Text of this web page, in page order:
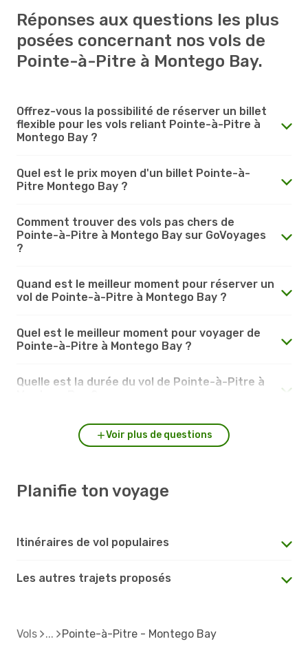
Réponses aux questions les plus
posées concernant nos vols de
Pointe-à-Pitre à Montego Bay.
Offrez-vous la possibilité de réserver un billet
flexible pour les vols reliant Pointe-à-Pitre à
Montego Bay ?
Quel est le prix moyen d'un billet Pointe-à-
Pitre Montego Bay ?
Comment trouver des vols pas chers de
Pointe-à-Pitre à Montego Bay sur GoVoyages
?
Quand est le meilleur moment pour réserver un
vol de Pointe-à-Pitre à Montego Bay ?
Quel est le meilleur moment pour voyager de
Pointe-à-Pitre à Montego Bay ?
Quelle est la durée du vol de Pointe-à-Pitre à
Voir plus de questions
Planifie ton voyage
Itinéraires de vol populaires
Les autres trajets proposés
Vols Pointe-à-Pitre - Montego Bay